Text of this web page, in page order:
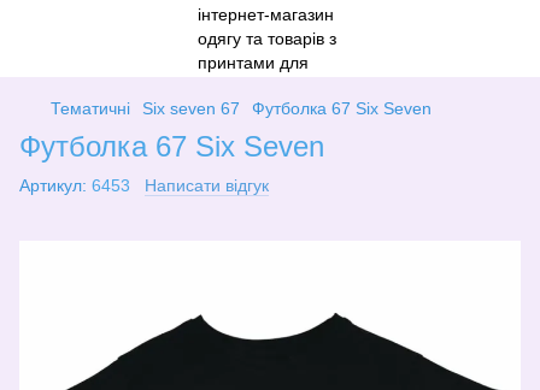
Тематичні Six seven 67 Футболка 67 Six Seven
Футболка 67 Six Seven
Артикул: 6453 Написати відгук